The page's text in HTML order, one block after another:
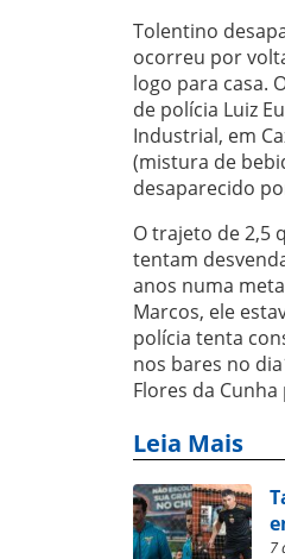
Tolentino
ocorreu por
logo para casa.
de polícia Luiz
Industrial, em
(mistura de
desaparecido
O trajeto de 2,5
tentam
anos numa
Marcos, ele
polícia tenta
nos bares no
Flores da
Leia Mais
7